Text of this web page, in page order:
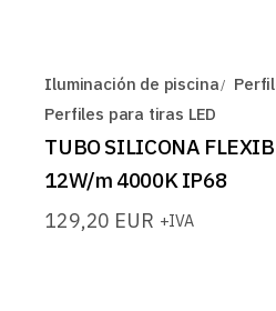
Iluminación de piscina
Perfiles para tiras LED
TUBO SILICONA
12W/m 4000K IP68
129,20 EUR +IVA